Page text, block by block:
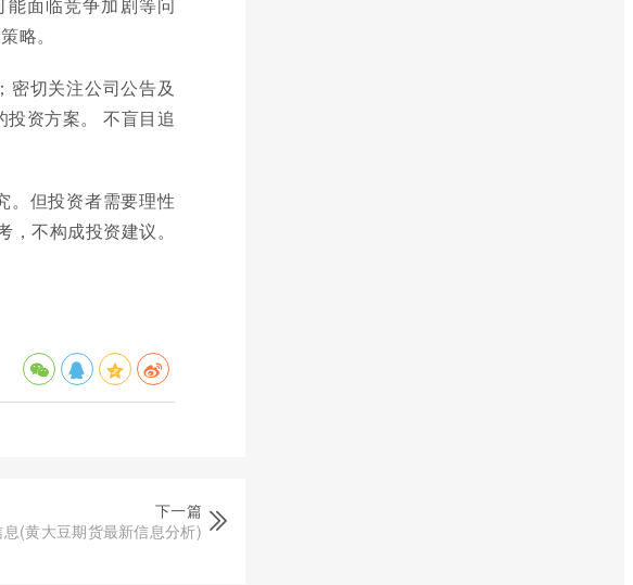
略。
密切关注公司公告及
资方案。 不盲目追
。但投资者需要理性
不构成投资建议。
下一篇
(黄大豆期货最新信息分析)